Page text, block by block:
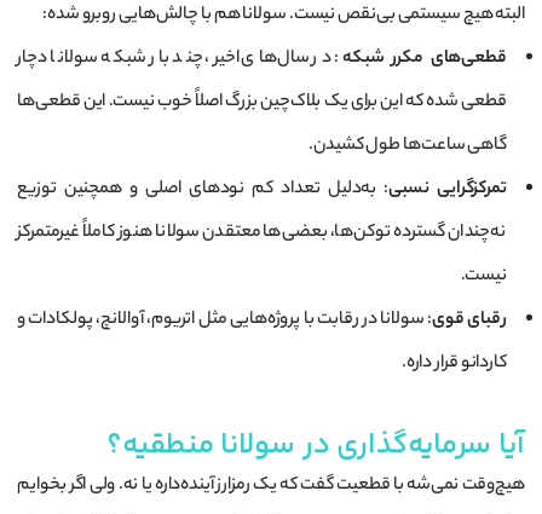
البته هیچ سیستمی بی‌نقص نیست. سولانا هم با چالش‌هایی روبرو شده:
قطعی‌های مکرر شبکه: در سال‌های اخیر، چند بار شبکه سولانا دچار
قطعی شده که این برای یک بلاک‌چین بزرگ اصلاً خوب نیست. این قطعی‌ها
گاهی ساعت‌ها طول کشیدن.
تمرکزگرایی نسبی: به‌دلیل تعداد کم نودهای اصلی و همچنین توزیع
نه‌چندان گسترده توکن‌ها، بعضی‌ها معتقدن سولانا هنوز کاملاً غیرمتمرکز
نیست.
رقبای قوی: سولانا در رقابت با پروژه‌هایی مثل اتریوم، آوالانچ، پولکادات و
کاردانو قرار داره.
آیا سرمایه‌گذاری در سولانا منطقیه؟
هیچ‌وقت نمی‌شه با قطعیت گفت که یک رمزارز آینده‌داره یا نه. ولی اگر بخوایم